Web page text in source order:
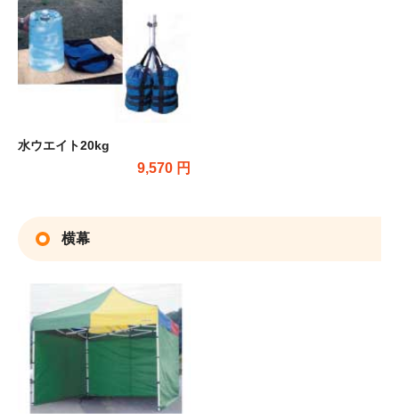
水ウエイト20kg
9,570 円
横幕